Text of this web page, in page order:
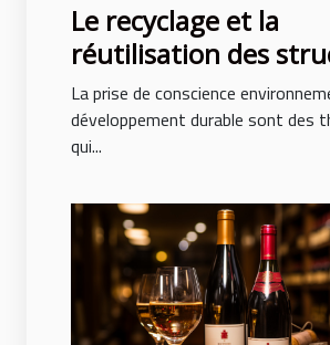
Le recyclage et la
réutilisation des
gonflables après des
événements
La prise de conscience
développement durable sont des
qui...